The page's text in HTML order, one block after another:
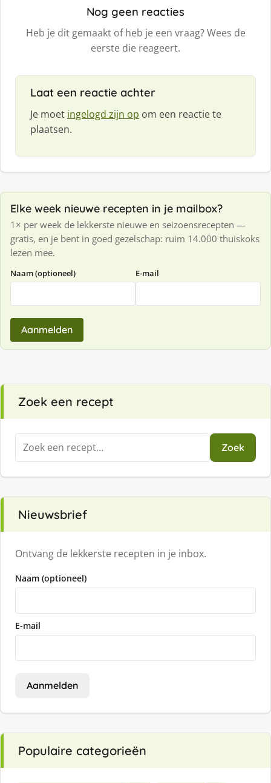
Nog geen reacties
Heb je dit gemaakt of heb je een vraag? Wees de
eerste die reageert.
Laat een reactie achter
Je moet ingelogd zijn op om een reactie te
plaatsen.
Elke week nieuwe recepten in je mailbox?
1× per week de lekkerste nieuwe en seizoensrecepten —
gratis, en je bent in goed gezelschap: ruim 14.000 thuiskoks
lezen mee.
Naam (optioneel) E-mail
Aanmelden
Zoek een recept
Zoeken
naar:
Zoek
Nieuwsbrief
Ontvang de lekkerste recepten in je inbox.
Naam (optioneel)
E-mail
Aanmelden
Populaire categorieën